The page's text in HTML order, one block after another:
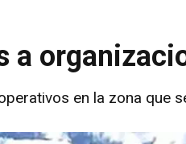
a
en la zona que